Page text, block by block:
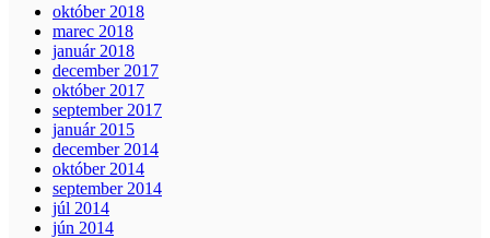
október 2018
marec 2018
január 2018
december 2017
október 2017
september 2017
január 2015
december 2014
október 2014
september 2014
júl 2014
jún 2014